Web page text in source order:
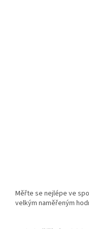
Měřte se nejlépe ve
velkým naměřeným